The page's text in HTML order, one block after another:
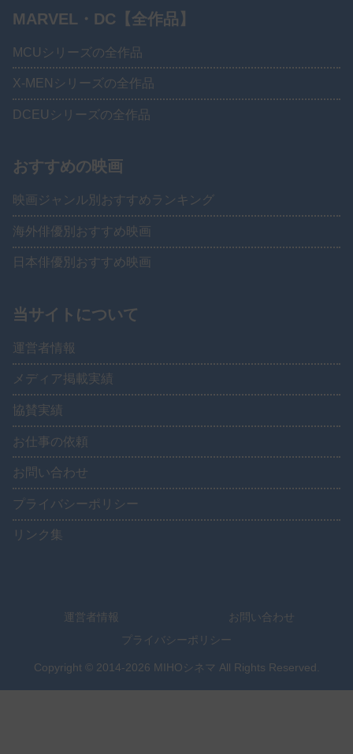
MARVEL・DC【全作品】
MCUシリーズの全作品
X-MENシリーズの全作品
DCEUシリーズの全作品
おすすめの映画
映画ジャンル別おすすめランキング
海外俳優別おすすめ映画
日本俳優別おすすめ映画
当サイトについて
運営者情報
メディア掲載実績
協賛実績
お仕事の依頼
お問い合わせ
プライバシーポリシー
リンク集
運営者情報
お問い合わせ
プライバシーポリシー
Copyright © 2014-2026 MIHOシネマ All Rights Reserved.